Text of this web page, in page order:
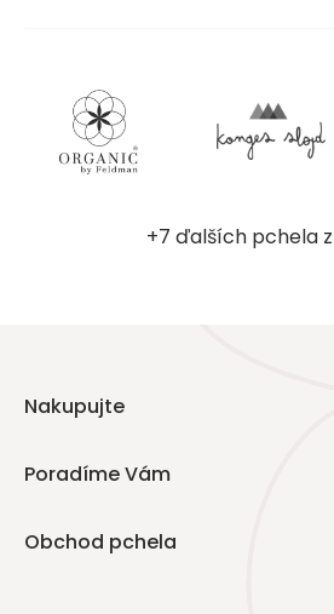
+7 ďalších pchela
Nakupujte
Poradíme Vám
Obchod pchela